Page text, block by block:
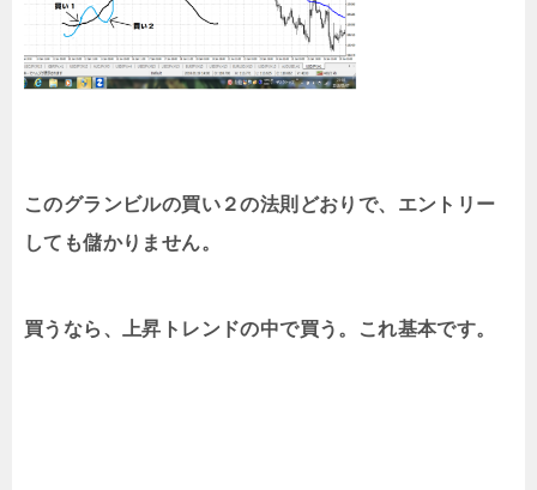
このグランビルの買い２の法則どおりで、エントリー
しても儲かりません。
買うなら、上昇トレンドの中で買う。これ基本です。